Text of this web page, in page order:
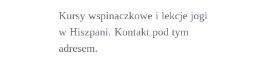
Kursy wspinaczkowe i lekcje jogi
w Hiszpani.Kontakt pod tym
adresem.